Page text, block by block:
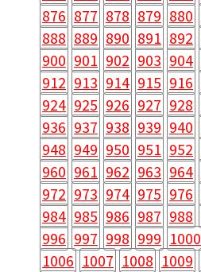
876 877 878 879 880
888 889 890 891 892
900 901 902 903 904
912 913 914 915 916
924 925 926 927 928
936 937 938 939 940
948 949 950 951 952
960 961 962 963 964
972 973 974 975 976
984 985 986 987 988
996 997 998 999 1000
1006 1007 1008 1009